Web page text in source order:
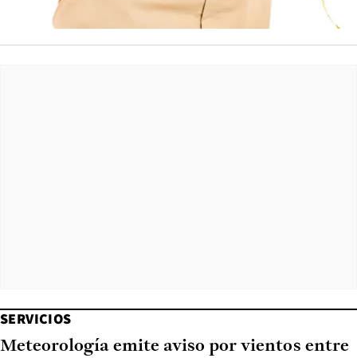
SERVICIOS
Meteorología emite aviso por vientos entre